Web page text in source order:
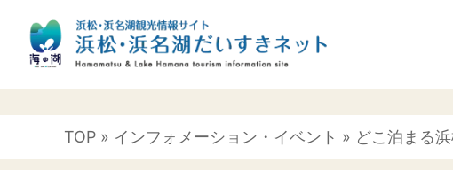
TOP » インフォメーション ・ イベント » どこ泊まる